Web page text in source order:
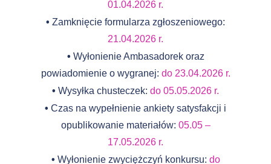
01.04.2026 r.
• Zamknięcie formularza zgłoszeniowego:
21.04.2026 r.
• Wyłonienie Ambasadorek oraz
powiadomienie o wygranej: do 23.04.2026 r.
• Wysyłka chusteczek: do 05.05.2026 r.
• Czas na wypełnienie ankiety satysfakcji i
opublikowanie materiałów: 05.05 –
17.05.2026 r.
• Wyłonienie zwyciężczyń konkursu: do